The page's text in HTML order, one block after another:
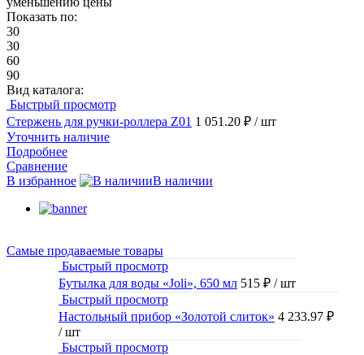
Показать по:
30
30
60
90
Вид каталога:
Быстрый просмотр
Стержень для ручки-роллера Z01 1 051.20 ₽ / шт
Уточнить наличие
Подробнее
Сравнение
В избранное
В наличии
Самые продаваемые товары
Быстрый просмотр
Бутылка для воды «Joli», 650 мл 515 ₽ / шт
Быстрый просмотр
Настольный прибор «Золотой слиток» 4 233.97 ₽
/ шт
Быстрый просмотр